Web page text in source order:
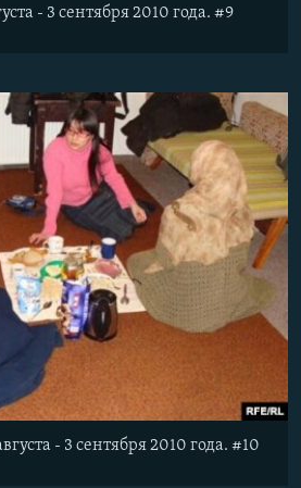
- 3 сентября 2010 года. #9
- 3 сентября 2010 года. #10